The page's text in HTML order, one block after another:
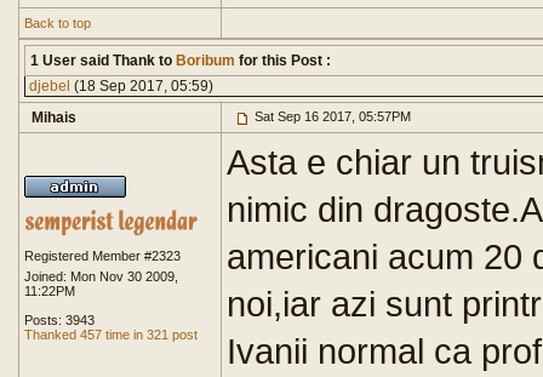
Back to top
1 User said Thank to Boribum for this Post :
djebel (18 Sep 2017, 05:59)
Mihais
Sat Sep 16 2017, 05:57PM
Registered Member #2323
Joined: Mon Nov 30 2009,
11:22PM
Posts: 3943
Thanked 457 time in 321 post
Asta e chiar un
nimic din
americani acum 20
noi,iar azi sunt
Ivanii normal ca